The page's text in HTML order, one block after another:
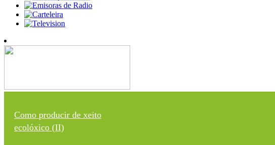
Como producir de xeito
ecolóxico (II)